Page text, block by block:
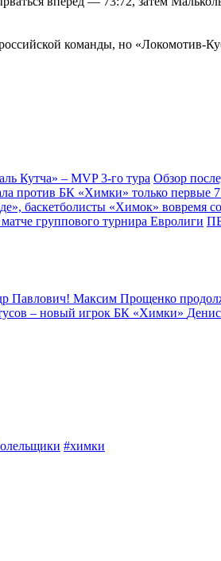
команды, но «Локомотив-
Кутча» – MVP 3-го тура Обзор
против БК «Химки» только первые
баскетболисты «Химок» вовремя
группового турнира Евролиги
Павлович! Максим Прощенко
– новый игрок БК «Химки»
#химки